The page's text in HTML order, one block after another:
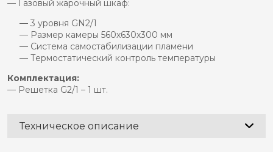
— Газовый жарочный шкаф:
— 3 уровня GN2/1
— Размер камеры 560х630х300 мм
— Система самостабилизации пламени
— Термостатический контроль температуры
Комплектация:
— Решетка G2/1 – 1 шт.
Техническое описание